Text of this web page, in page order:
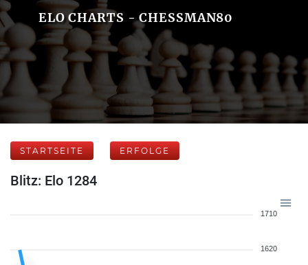
ELO CHARTS - CHESSMAN80
STARTSEITE ERFOLGE
Blitz: Elo 1284
1710
1620